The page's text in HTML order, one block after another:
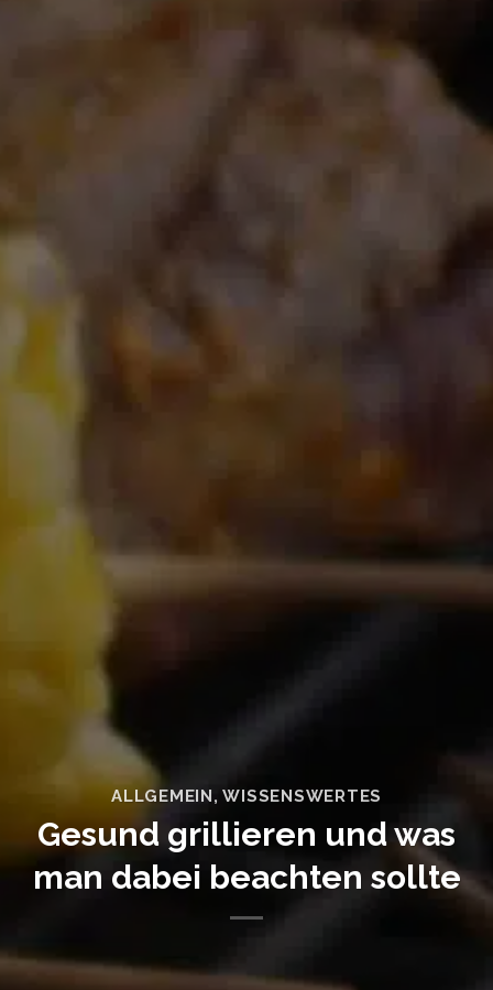
ALLGEMEIN,WISSENSWERTES
Gesund grillieren und was
man dabei beachten sollte